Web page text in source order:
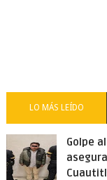
LO MÁS LEÍDO
Golpe